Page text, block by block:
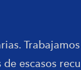
escasos